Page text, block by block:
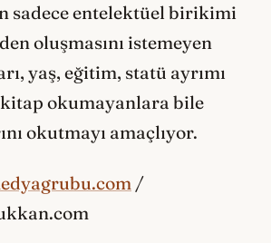
sadece entelektüel birikimi
oluşmasını istemeyen
yaş, eğitim, statü ayrımı
okumayanlara bile
okutmayı amaçlıyor.
/